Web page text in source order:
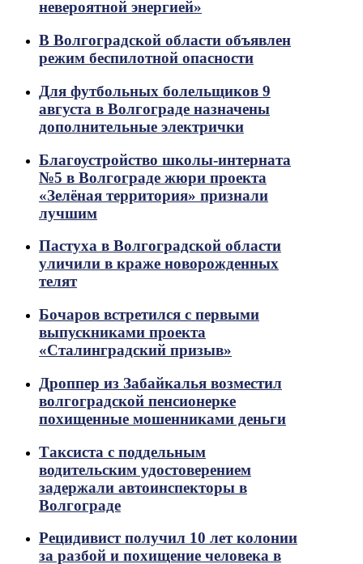
невероятной энергией»
В Волгоградской области объявлен
режим беспилотной опасности
Для футбольных болельщиков 9
августа в Волгограде назначены
дополнительные электрички
Благоустройство школы-интерната
№5 в Волгограде жюри проекта
«Зелёная территория» признали
лучшим
Пастуха в Волгоградской области
уличили в краже новорожденных
телят
Бочаров встретился с первыми
выпускниками проекта
«Сталинградский призыв»
Дроппер из Забайкалья возместил
волгоградской пенсионерке
похищенные мошенниками деньги
Таксиста с поддельным
водительским удостоверением
задержали автоинспекторы в
Волгограде
Рецидивист получил 10 лет колонии
за разбой и похищение человека в